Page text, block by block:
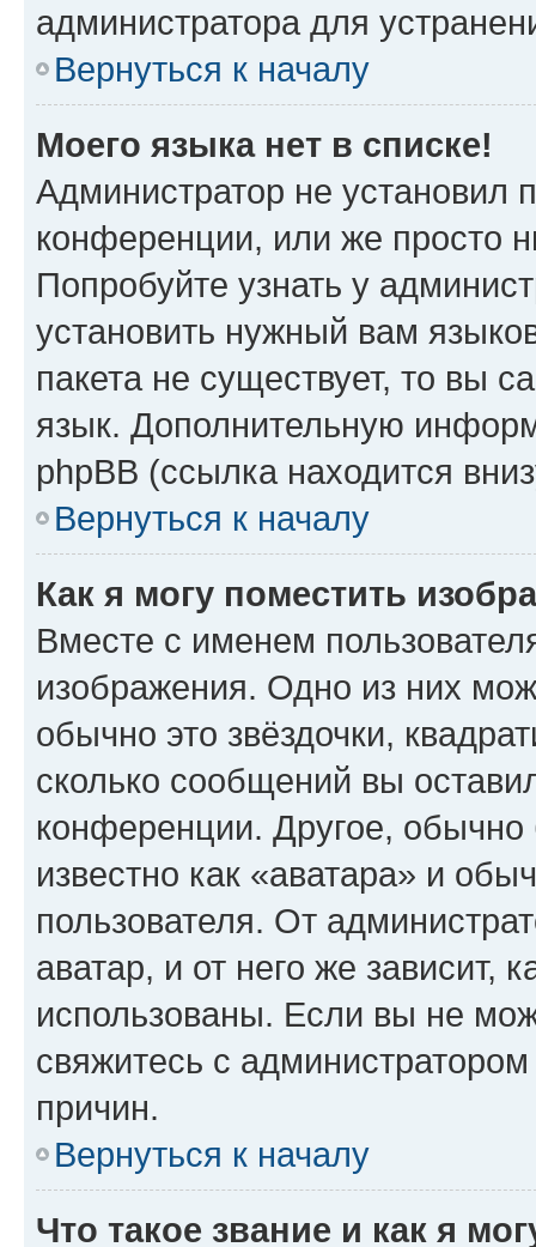
администратора для
Вернуться к началу
Моего языка нет в списке!
Администратор не установил
конференции, или же просто
Попробуйте узнать у
установить нужный вам
пакета не существует, то вы
язык. Дополнительную
phpBB (ссылка находится
Вернуться к началу
Как я могу поместить
Вместе с именем
изображения. Одно из них
обычно это звёздочки,
сколько сообщений вы
конференции. Другое,
известно как «аватара» и
пользователя. От
аватар, и от него же зависит,
использованы. Если вы не
свяжитесь с
причин.
Вернуться к началу
Что такое звание и как я